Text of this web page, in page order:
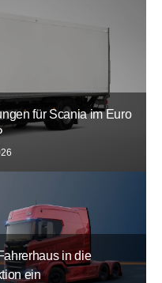
für Scania im Euro
in die
ein